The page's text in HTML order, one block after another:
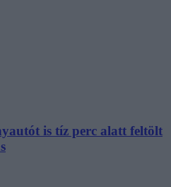
is tíz perc alatt feltölt